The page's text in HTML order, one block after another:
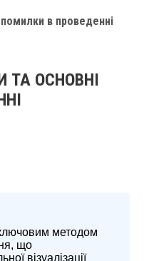
помилки в проведенні
ТА ОСНОВНІ
методом
що
візуалізації